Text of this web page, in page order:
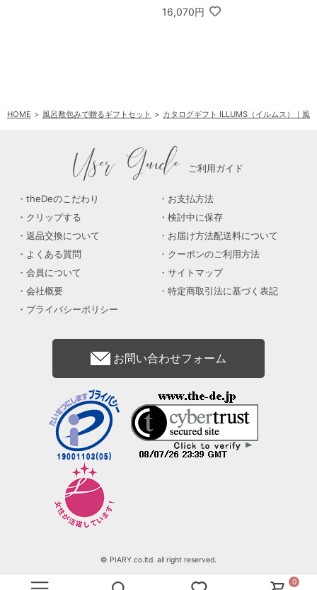
0
16,070円
HOME 風呂敷包みで贈るギフトセット カタログギフト ILLUMS（イルムス）｜風
User Guide ご利用ガイド
theDeのこだわり
お支払方法
クリップする
検討中に保存
返品交換について
お届け方法配送料について
よくある質問
クーポンのご利用方法
会員について
サイトマップ
会社概要
特定商取引法に基づく表記
プライバシーポリシー
お問い合わせフォーム
© PIARY co.ltd. all right reserved.